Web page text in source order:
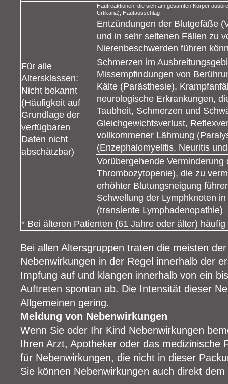
Für alle
Altersklassen:
Nicht bekannt
(Häufigkeit auf
Grundlage der
verfügbaren
Daten nicht
abschätzbar)
Hautreaktionen, die sich am gesamten Körper
Urtikaria), Hautausschlag
Entzündungen der Blutgefäße
und in sehr seltenen Fällen zu
Nierenbeschwerden führen
Schmerzen im
Missempfindungen von
Kälte (Parästhesie),
neurologische Erkrankungen,
Taubheit, Schmerzen und
Gleichgewichtsverlust,
vollkommener Lähmung
(Enzephalomyelitis, Neuritis
Vorübergehende
Thrombozytopenie), die zu
erhöhter Blutungsneigung
Schwellung der Lymphknoten
(transiente Lymphadenopathie)
* Bei älteren Patienten (61 Jahre oder älter) häufig
Bei allen Altersgruppen traten die meisten
Nebenwirkungen in der Regel innerhalb der
Impfung auf und klangen innerhalb von ein
Auftreten spontan ab. Die Intensität dieser
Allgemeinen gering.
Meldung von Nebenwirkungen
Wenn Sie oder Ihr Kind Nebenwirkungen
Ihren Arzt, Apotheker oder das medizinische
für Nebenwirkungen, die nicht in dieser
Sie können Nebenwirkungen auch direkt dem